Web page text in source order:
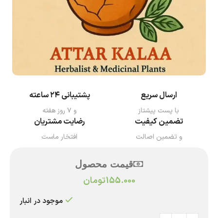
ارسال سریع
با پست پیشتاز
پشتیبانی ۲۴ ساعته
و ۷ روز هفته
تضمین کیفیت
و تضمین اصالت
رضایت مشتریان
افتخار ماست
قیمت محصول
155.000تومان
موجود در انبار